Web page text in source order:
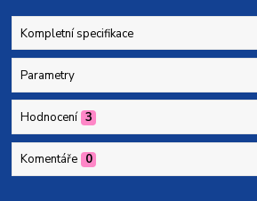
Kompletní specifikace
Parametry
Hodnocení 3
Komentáře 0